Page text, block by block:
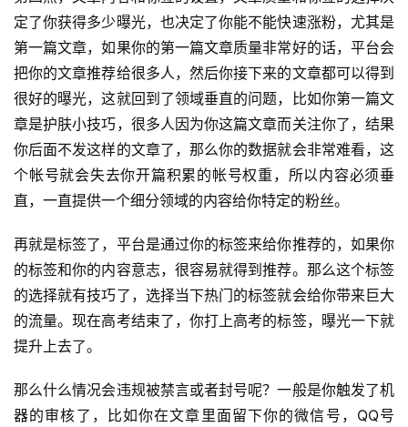
行
业
快
讯
开
眼
案
例
避
坑
指
南
运
百
科
登录 注册
定了你获得多少曝光，也决定了你能不能快速涨粉，尤其是
第一篇文章，如果你的第一篇文章质量非常好的话，平台会
把你的文章推荐给很多人，然后你接下来的文章都可以得到
很好的曝光，这就回到了领域垂直的问题，比如你第一篇文
章是护肤小技巧，很多人因为你这篇文章而关注你了，结果
你后面不发这样的文章了，那么你的数据就会非常难看，这
个帐号就会失去你开篇积累的帐号权重，所以内容必须垂
直，一直提供一个细分领域的内容给你特定的粉丝。
再就是标签了，平台是通过你的标签来给你推荐的，如果你
的标签和你的内容意志，很容易就得到推荐。那么这个标签
的选择就有技巧了，选择当下热门的标签就会给你带来巨大
的流量。现在高考结束了，你打上高考的标签，曝光一下就
提升上去了。
那么什么情况会违规被禁言或者封号呢？一般是你触发了机
器的审核了，比如你在文章里面留下你的微信号，QQ号